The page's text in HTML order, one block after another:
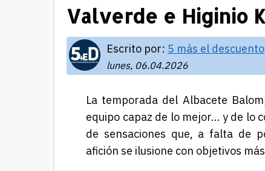
Valverde e Higinio
Escrito por: 5 más el descuento
lunes, 06.04.2026
La temporada del Albacete
equipo capaz de lo mejor… y de lo
de sensaciones que, a falta de
afición se ilusione con objetivos